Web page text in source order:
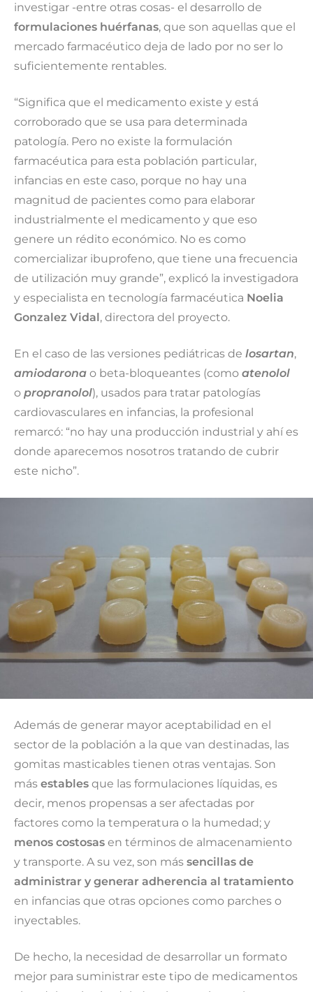
investigar -entre otras cosas- el desarrollo de
formulaciones huérfanas, que son aquellas que el
mercado farmacéutico deja de lado por no ser lo
suficientemente rentables.
“Significa que el medicamento existe y está
corroborado que se usa para determinada
patología. Pero no existe la formulación
farmacéutica para esta población particular,
infancias en este caso, porque no hay una
magnitud de pacientes como para elaborar
industrialmente el medicamento y que eso
genere un rédito económico. No es como
comercializar ibuprofeno, que tiene una frecuencia
de utilización muy grande”, explicó la investigadora
y especialista en tecnología farmacéutica Noelia
Gonzalez Vidal , directora del proyecto.
En el caso de las versiones pediátricas de losartan,
amiodarona o beta-bloqueantes (como atenolol
o propranolol), usados para tratar patologías
cardiovasculares en infancias, la profesional
remarcó: “no hay una producción industrial y ahí es
donde aparecemos nosotros tratando de cubrir
este nicho”.
Además de generar mayor aceptabilidad en el
sector de la población a la que van destinadas, las
gomitas masticables tienen otras ventajas. Son
más estables que las formulaciones líquidas, es
decir, menos propensas a ser afectadas por
factores como la temperatura o la humedad; y
menos costosas en términos de almacenamiento
y transporte. A su vez, son más sencillas de
administrar y generar adherencia al tratamiento
en infancias que otras opciones como parches o
inyectables.
De hecho, la necesidad de desarrollar un formato
mejor para suministrar este tipo de medicamentos